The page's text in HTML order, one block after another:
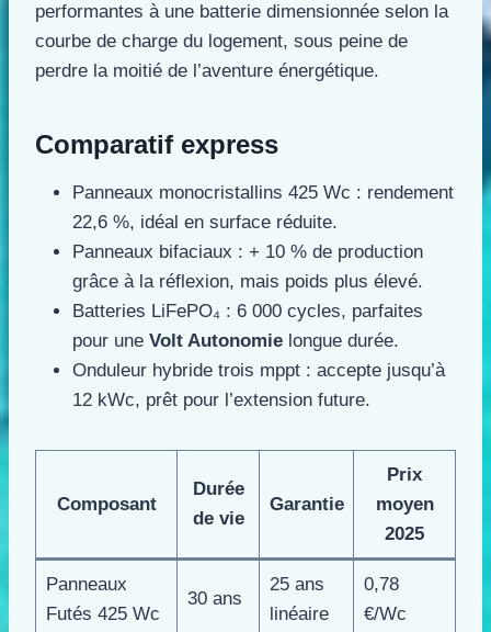
performantes à une batterie dimensionnée selon la
courbe de charge du logement, sous peine de
perdre la moitié de l’aventure énergétique.
Comparatif express
Panneaux monocristallins 425 Wc : rendement
22,6 %, idéal en surface réduite.
Panneaux bifaciaux : + 10 % de production
grâce à la réflexion, mais poids plus élevé.
Batteries LiFePO₄ : 6 000 cycles, parfaites
pour une Volt Autonomie longue durée.
Onduleur hybride trois mppt : accepte jusqu’à
12 kWc, prêt pour l’extension future.
Composant
Durée
de vie
Garantie
Prix
moyen
2025
Panneaux
Futés 425 Wc
30 ans
25 ans
linéaire
0,78
€/Wc